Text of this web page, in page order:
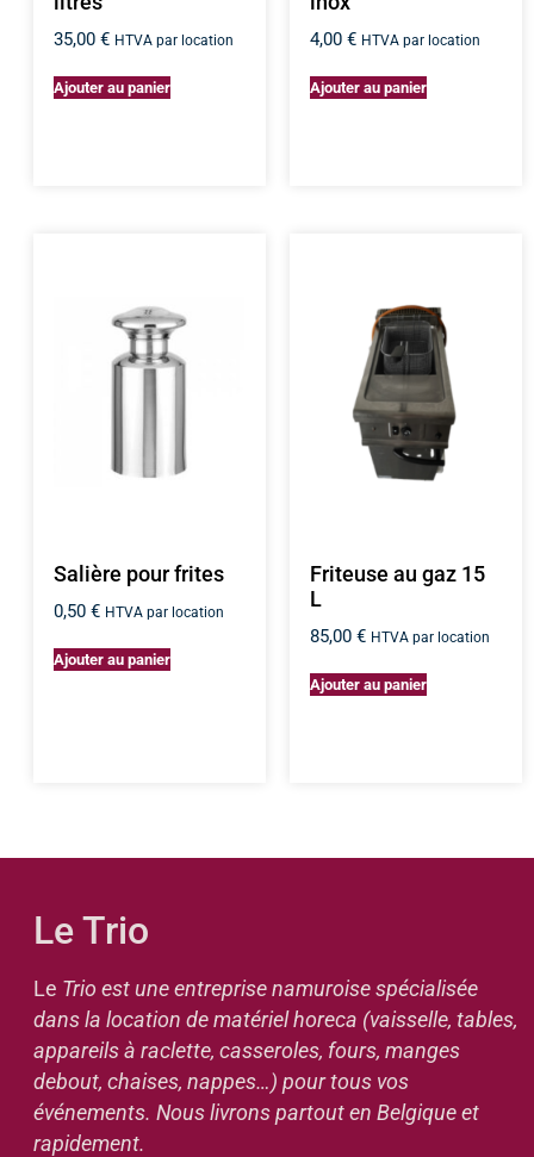
35,00€ HTVA par location
Ajouter au panier
4,00€ HTVA par location
Ajouter au panier
Salière pour frites
0,50€ HTVA par location
Ajouter au panier
Friteuse au gaz 15
L
85,00€ HTVA par location
Ajouter au panier
Le Trio
Le Trio est une entreprise namuroise spécialisée
dans la location de matériel horeca (vaisselle, tables,
appareils à raclette, casseroles, fours, manges
debout, chaises, nappes…) pour tous vos
événements. Nous livrons partout en Belgique et
rapidement.